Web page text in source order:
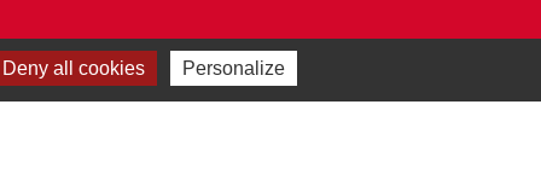
Deny all cookies Personalize